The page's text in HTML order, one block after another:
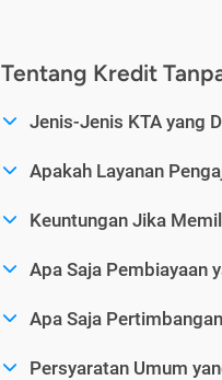
Tentang Kredit
Jenis-Jenis KTA yang
Apakah Layanan
Keuntungan Jika
Apa Saja Pembiayaan
Apa Saja
Persyaratan Umum